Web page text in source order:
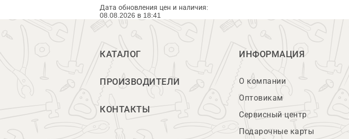
Дата обновления цен и наличия:
08.08.2026 в 18:41
КАТАЛОГ
ПРОИЗВОДИТЕЛИ
КОНТАКТЫ
ИНФОРМАЦИЯ
О компании
Оптовикам
Сервисный центр
Подарочные карты